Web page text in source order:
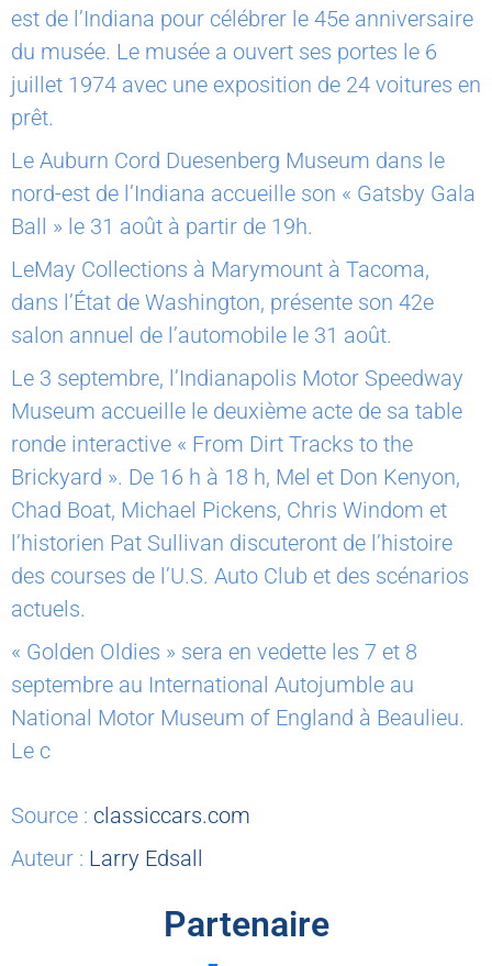
est de l’Indiana pour célébrer le 45e anniversaire
du musée. Le musée a ouvert ses portes le 6
juillet 1974 avec une exposition de 24 voitures en
prêt.
Le Auburn Cord Duesenberg Museum dans le
nord-est de l’Indiana accueille son « Gatsby Gala
Ball » le 31 août à partir de 19h.
LeMay Collections à Marymount à Tacoma,
dans l’État de Washington, présente son 42e
salon annuel de l’automobile le 31 août.
Le 3 septembre, l’Indianapolis Motor Speedway
Museum accueille le deuxième acte de sa table
ronde interactive « From Dirt Tracks to the
Brickyard ». De 16 h à 18 h, Mel et Don Kenyon,
Chad Boat, Michael Pickens, Chris Windom et
l’historien Pat Sullivan discuteront de l’histoire
des courses de l’U.S. Auto Club et des scénarios
actuels.
« Golden Oldies » sera en vedette les 7 et 8
septembre au International Autojumble au
National Motor Museum of England à Beaulieu.
Le c
Source : classiccars.com
Auteur : Larry Edsall
Partenaire